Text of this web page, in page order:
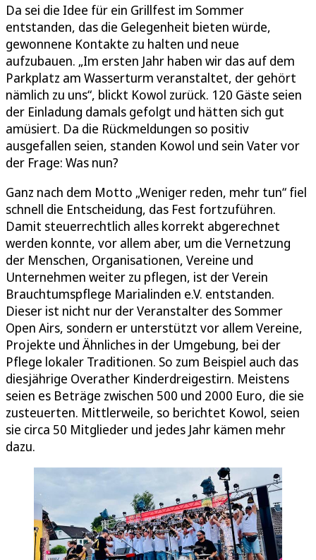
Da sei die Idee für ein Grillfest im Sommer
entstanden, das die Gelegenheit bieten würde,
gewonnene Kontakte zu halten und neue
aufzubauen. „Im ersten Jahr haben wir das auf dem
Parkplatz am Wasserturm veranstaltet, der gehört
nämlich zu uns“, blickt Kowol zurück. 120 Gäste seien
der Einladung damals gefolgt und hätten sich gut
amüsiert. Da die Rückmeldungen so positiv
ausgefallen seien, standen Kowol und sein Vater vor
der Frage: Was nun?
Ganz nach dem Motto „Weniger reden, mehr tun“ fiel
schnell die Entscheidung, das Fest fortzuführen.
Damit steuerrechtlich alles korrekt abgerechnet
werden konnte, vor allem aber, um die Vernetzung
der Menschen, Organisationen, Vereine und
Unternehmen weiter zu pflegen, ist der Verein
Brauchtumspflege Marialinden e.V. entstanden.
Dieser ist nicht nur der Veranstalter des Sommer
Open Airs, sondern er unterstützt vor allem Vereine,
Projekte und Ähnliches in der Umgebung, bei der
Pflege lokaler Traditionen. So zum Beispiel auch das
diesjährige Overather Kinderdreigestirn. Meistens
seien es Beträge zwischen 500 und 2000 Euro, die sie
zusteuerten. Mittlerweile, so berichtet Kowol, seien
sie circa 50 Mitglieder und jedes Jahr kämen mehr
dazu.